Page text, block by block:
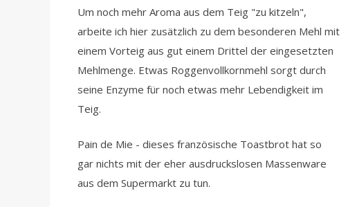
Um noch mehr Aroma aus dem Teig "zu kitzeln",
arbeite ich hier zusätzlich zu dem besonderen Mehl mit
einem Vorteig aus gut einem Drittel der eingesetzten
Mehlmenge. Etwas Roggenvollkornmehl sorgt durch
seine Enzyme für noch etwas mehr Lebendigkeit im
Teig.
Pain de Mie - dieses französische Toastbrot hat so
gar nichts mit der eher ausdruckslosen Massenware
aus dem Supermarkt zu tun.